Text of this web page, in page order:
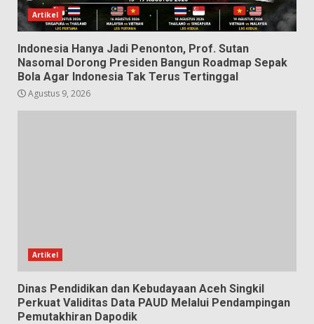
Artikel
Indonesia Hanya Jadi Penonton, Prof. Sutan
Nasomal Dorong Presiden Bangun Roadmap Sepak
Bola Agar Indonesia Tak Terus Tertinggal
Agustus 9, 2026
Artikel
Dinas Pendidikan dan Kebudayaan Aceh Singkil
Perkuat Validitas Data PAUD Melalui Pendampingan
Pemutakhiran Dapodik